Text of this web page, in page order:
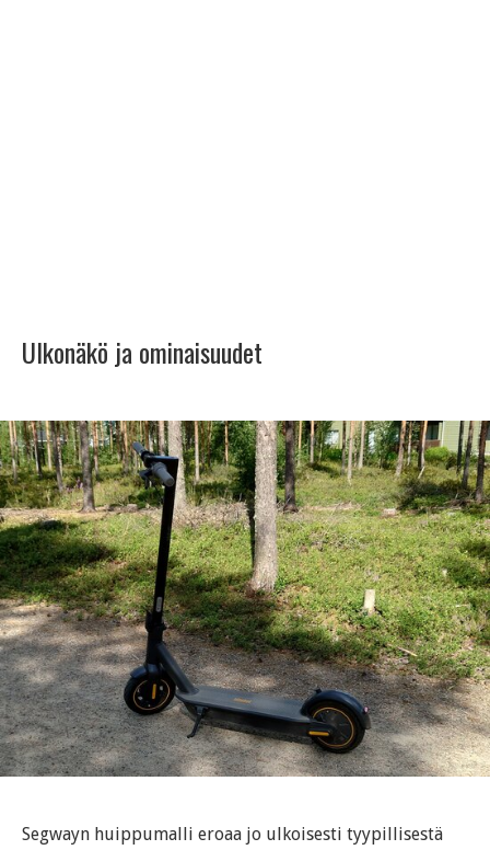
Ulkonäkö ja ominaisuudet
Segwayn huippumalli eroaa jo ulkoisesti tyypillisestä